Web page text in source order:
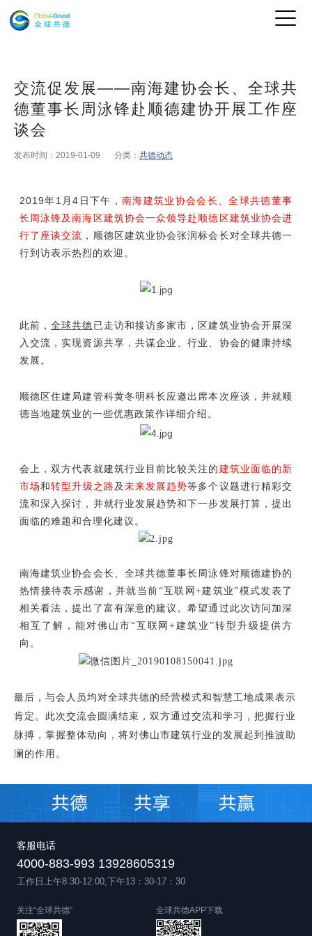
交流促发展——南海建协会长、全球共
德董事长周泳锋赴顺德建协开展工作座
谈会
发布时间：2019-01-09 分类： 共德动态
2019年1月4日下午， 南海建筑业协会会长、全球共德董事
长周泳锋及南海区建筑协会一众领导赴顺德区建筑业协会进
行了座谈交流 ，顺德区建筑业协会张润标会长对全球共德一
行到访表示热烈的欢迎。
此前，全球共德 已走访和接访多家市，区建筑业协会开展深
入交流，实现资源共享，共谋企业、行业、协会的健康持续
发展。
顺德区住建局建管科黄冬明科长应邀出席本次座谈，并就顺
德当地建筑业的一些优惠政策作详细介绍。
会上，双方代表就建筑行业目前比较关注的 建筑业面临的新
市场和转型升级之路 及 未来发展趋势等多个议题进行精彩交
流和深入探讨，并就行业发展趋势和下一步发展打算，提出
面临的难题和合理化建议。
南海建筑业协会会长、全球共德董事长周泳锋对顺德建协的
热情接待表示感谢，并就当前“互联网+建筑业”模式发表了
相关看法，提出了富有深意的建议。希望通过此次访问加深
相互了解，能对佛山市“互联网+建筑业”转型升级提供方
向。
最后，与会人员均对全球共德的经营模式和智慧工地成果表示
肯定。此次交流会圆满结束，双方通过交流和学习，把握行业
脉搏，掌握整体动向，将对佛山市建筑行业的发展起到推波助
澜的作用。
客服电话
4000-883-993 13928605319
工作日上午8:30-12:00,下午13：30-17：30
关注“全球共德” 全球共德APP下载